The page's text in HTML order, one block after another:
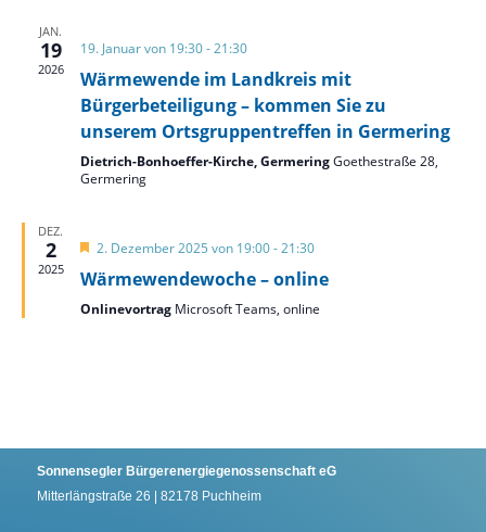
JAN.
19
2026
19. Januar von 19:30-21:30
Wärmewende im Landkreis mit
Bürgerbeteiligung – kommen Sie zu
unserem Ortsgruppentreffen in Germering
Dietrich-Bonhoeffer-Kirche, GermeringGoethestraße 28,
Germering
DEZ.
2
2025
Hervorgehoben
2. Dezember 2025 von 19:00-21:30
Wärmewendewoche – online
Onlinevortrag Microsoft Teams, online
Sonnensegler Bürgerenergiegenossenschaft eG
Mitterlängstraße 26 | 82178 Puchheim